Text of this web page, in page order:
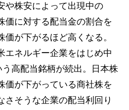
や株安によって出現中の
価に対する配当金の割合を
が下がるほど高くなる。
エネルギー企業をはじめ中
高配当銘柄が続出。日本株
価が下がっている商社株を
さそうな企業の配当利回り